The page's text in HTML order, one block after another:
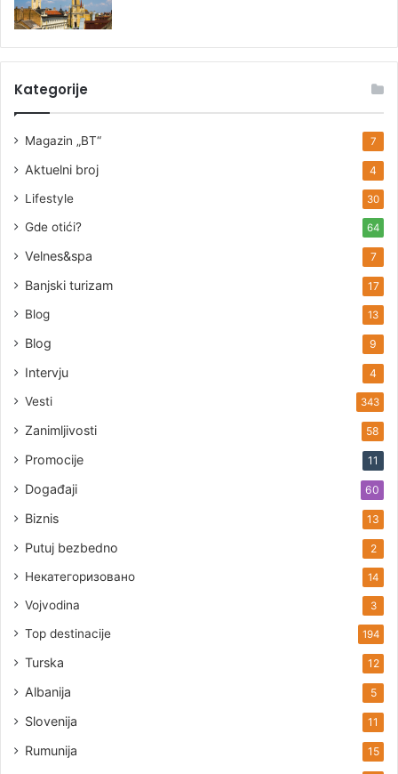
Kategorije
Magazin „BT“ 7
Aktuelni broj 4
Lifestyle 30
Gde otići? 64
Velnes&spa 7
Banjski turizam 17
Blog 13
Blog 9
Intervju 4
Vesti 343
Zanimljivosti 58
Promocije 11
Događaji 60
Biznis 13
Putuj bezbedno 2
Некатегоризовано 14
Vojvodina 3
Top destinacije 194
Turska 12
Albanija 5
Slovenija 11
Rumunija 15